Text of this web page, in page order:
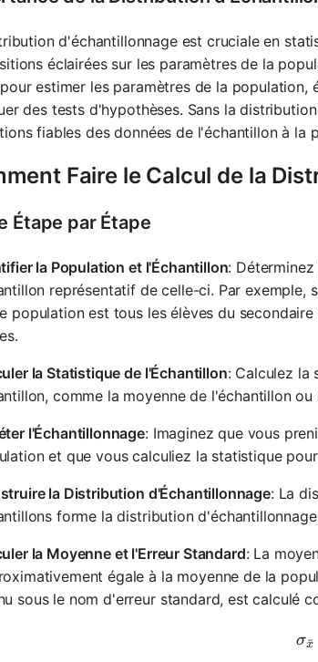
d'échantillonnage est cruciale en
éclairées sur les paramètres de la
estimer les paramètres de la
des tests d'hypothèses. Sans la
fiables des données de l'échantillon à la
Faire le Calcul de la
Étape par Étape
la Population et l'Échantillon:
représentatif de celle-ci. Par exemple,
population est tous les élèves du
la Statistique de l'Échantillon: Calculez la
comme la moyenne de l'échantillon
l'Échantillonnage: Imaginez que vous
et que vous calculiez la statistique
la Distribution d'Échantillonnage: La
forme la distribution
la Moyenne et l'Erreur Standard: La
égale à la moyenne de la
sous le nom d'erreur standard, est calculé
σx
ˉ